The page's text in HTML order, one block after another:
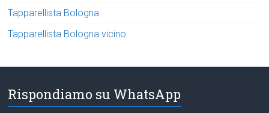
Tapparellista Bologna
Tapparellista Bologna vicino
Rispondiamo su WhatsApp